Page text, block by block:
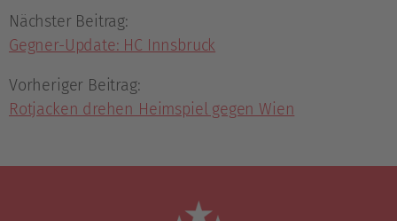
Nächster Beitrag:
Gegner-Update: HC Innsbruck
Vorheriger Beitrag:
Rotjacken drehen Heimspiel gegen Wien